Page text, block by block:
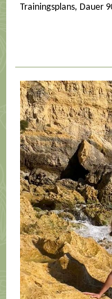
Trainingsplans, Dauer